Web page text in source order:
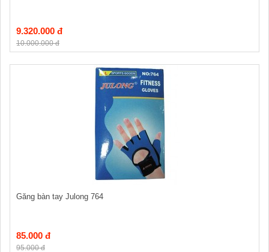
9.320.000 đ
10.000.000 đ
Găng bàn tay Julong 764
85.000 đ
95.000 đ